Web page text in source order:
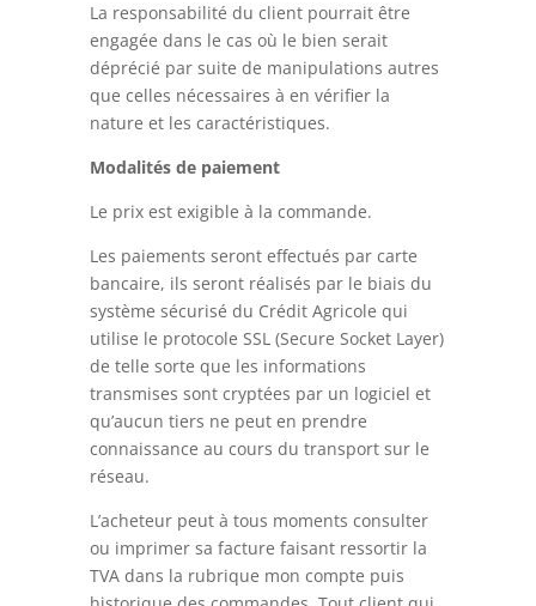
La responsabilité du client pourrait être
engagée dans le cas où le bien serait
déprécié par suite de manipulations autres
que celles nécessaires à en vérifier la
nature et les caractéristiques.
Modalités de paiement
Le prix est exigible à la commande.
Les paiements seront effectués par carte
bancaire, ils seront réalisés par le biais du
système sécurisé du Crédit Agricole qui
utilise le protocole SSL (Secure Socket Layer)
de telle sorte que les informations
transmises sont cryptées par un logiciel et
qu’aucun tiers ne peut en prendre
connaissance au cours du transport sur le
réseau.
L’acheteur peut à tous moments consulter
ou imprimer sa facture faisant ressortir la
TVA dans la rubrique mon compte puis